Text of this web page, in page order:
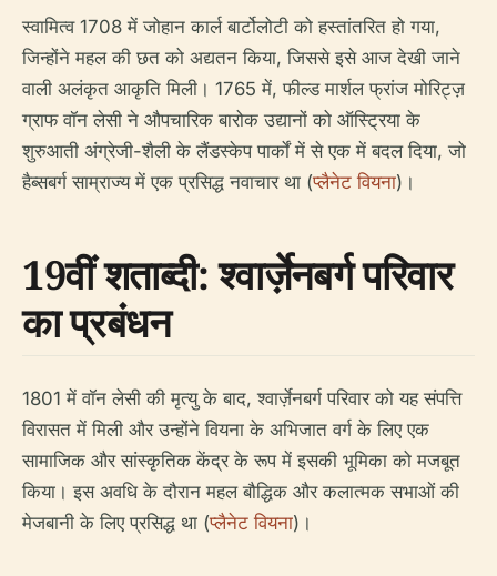
स्वामित्व 1708 में जोहान कार्ल बार्टोलोटी को हस्तांतरित हो गया,
जिन्होंने महल की छत को अद्यतन किया, जिससे इसे आज देखी जाने
वाली अलंकृत आकृति मिली। 1765 में, फील्ड मार्शल फ्रांज मोरिट्ज़
ग्राफ वॉन लेसी ने औपचारिक बारोक उद्यानों को ऑस्ट्रिया के
शुरुआती अंग्रेजी-शैली के लैंडस्केप पार्कों में से एक में बदल दिया, जो
हैब्सबर्ग साम्राज्य में एक प्रसिद्ध नवाचार था (प्लैनेट वियना)।
19वीं शताब्दी: श्वार्ज़ेनबर्ग परिवार
का प्रबंधन
1801 में वॉन लेसी की मृत्यु के बाद, श्वार्ज़ेनबर्ग परिवार को यह संपत्ति
विरासत में मिली और उन्होंने वियना के अभिजात वर्ग के लिए एक
सामाजिक और सांस्कृतिक केंद्र के रूप में इसकी भूमिका को मजबूत
किया। इस अवधि के दौरान महल बौद्धिक और कलात्मक सभाओं की
मेजबानी के लिए प्रसिद्ध था (प्लैनेट वियना)।